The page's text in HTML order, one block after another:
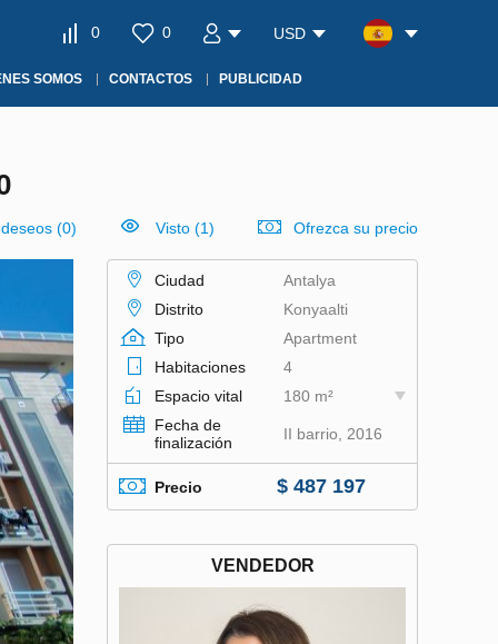
0 0 USD
SOMOS CONTACTOS PUBLICIDAD
(0) Visto (1) Ofrezca su precio
Ciudad
Antalya
Distrito
Konyaalti
Tipo
Apartment
Habitaciones
4
Espacio vital
180 m²
Fecha de
finalización
II barrio, 2016
Precio $ 487 197
VENDEDOR